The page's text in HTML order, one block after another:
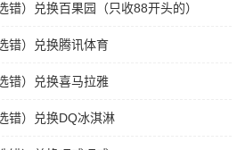
错）兑换百果园（只收88开头的）
错）兑换腾讯体育
错）兑换喜马拉雅
错）兑换DQ冰淇淋